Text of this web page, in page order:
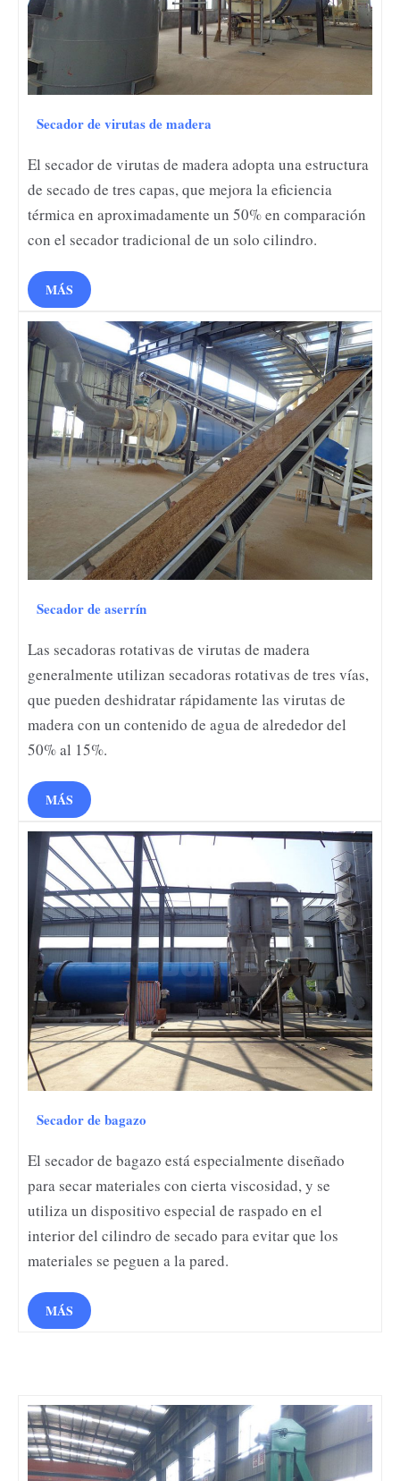
Secador de virutas de madera
El secador de virutas de madera adopta una estructura
de secado de tres capas, que mejora la eficiencia
térmica en aproximadamente un 50% en comparación
con el secador tradicional de un solo cilindro.
MÁS
Secador de aserrín
Las secadoras rotativas de virutas de madera
generalmente utilizan secadoras rotativas de tres vías,
que pueden deshidratar rápidamente las virutas de
madera con un contenido de agua de alrededor del
50% al 15%.
MÁS
Secador de bagazo
El secador de bagazo está especialmente diseñado
para secar materiales con cierta viscosidad, y se
utiliza un dispositivo especial de raspado en el
interior del cilindro de secado para evitar que los
materiales se peguen a la pared.
MÁS